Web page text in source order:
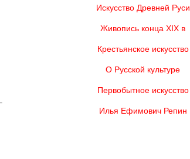
Искусство Древней Руси
Живопись конца XIX в
Крестьянское искусство
О Русской культуре
Первобытное искусство
Илья Ефимович Репин